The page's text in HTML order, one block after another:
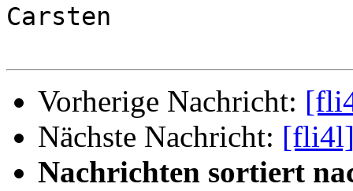
Carsten
Vorherige Nachricht:
Nächste Nachricht: [fli4l]
Nachrichten sortiert